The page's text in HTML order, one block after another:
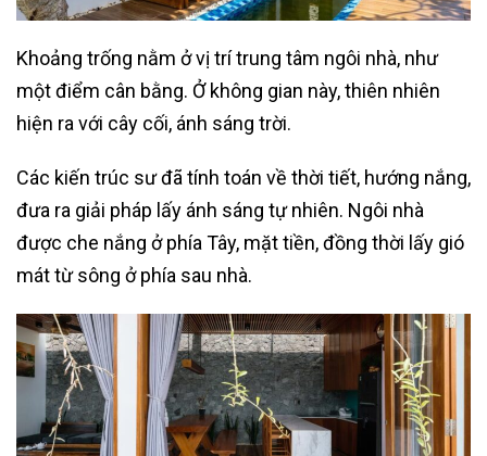
Khoảng trống nằm ở vị trí trung tâm ngôi nhà, như
một điểm cân bằng. Ở không gian này, thiên nhiên
hiện ra với cây cối, ánh sáng trời.
Các kiến trúc sư đã tính toán về thời tiết, hướng nắng,
đưa ra giải pháp lấy ánh sáng tự nhiên. Ngôi nhà
được che nắng ở phía Tây, mặt tiền, đồng thời lấy gió
mát từ sông ở phía sau nhà.